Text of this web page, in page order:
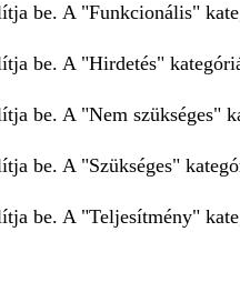
be. A "Funkcionális"
be. A "Hirdetés"
be. A "Nem szükséges"
be. A "Szükséges"
be. A "Teljesítmény"